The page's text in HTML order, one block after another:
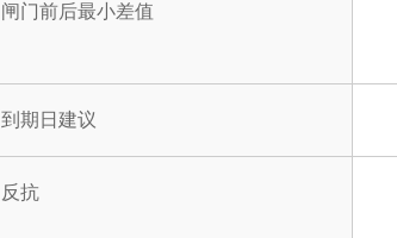
闸门前后最小差值
到期日建议
反抗